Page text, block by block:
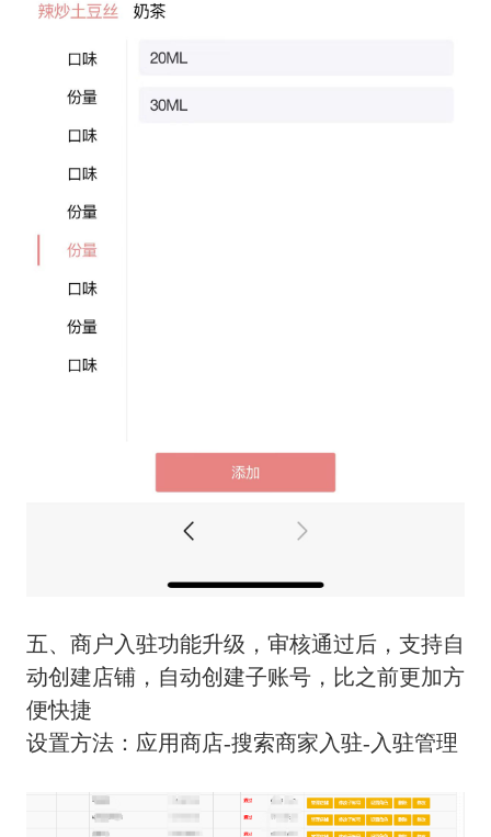
五、商户入驻功能升级，审核通过后，支持自
动创建店铺，自动创建子账号，比之前更加方
便快捷
设置方法：应用商店-搜索商家入驻-入驻管理